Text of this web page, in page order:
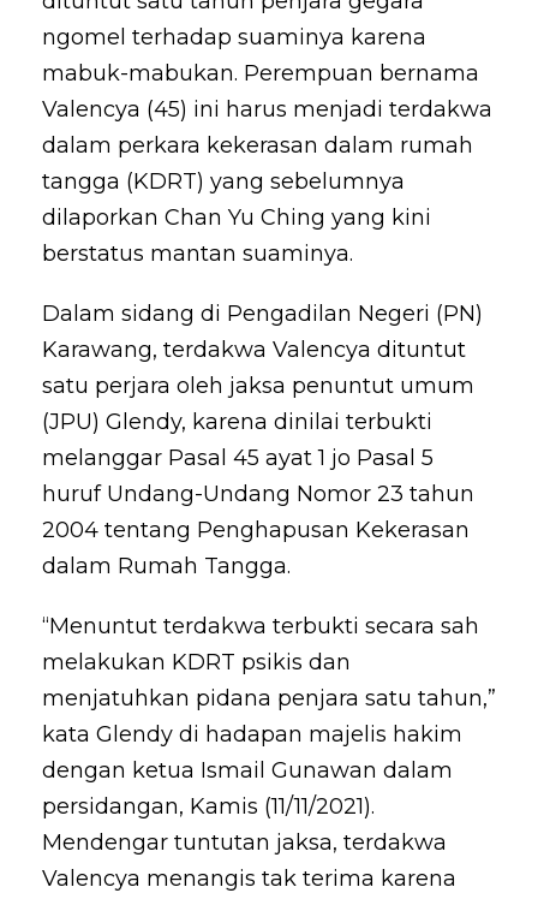
ngomel terhadap suaminya karena
mabuk-mabukan. Perempuan bernama
Valencya (45) ini harus menjadi terdakwa
dalam perkara kekerasan dalam rumah
tangga (KDRT) yang sebelumnya
dilaporkan Chan Yu Ching yang kini
berstatus mantan suaminya.
Dalam sidang di Pengadilan Negeri (PN)
Karawang, terdakwa Valencya dituntut
satu perjara oleh jaksa penuntut umum
(JPU) Glendy, karena dinilai terbukti
melanggar Pasal 45 ayat 1 jo Pasal 5
huruf Undang-Undang Nomor 23 tahun
2004 tentang Penghapusan Kekerasan
dalam Rumah Tangga.
“Menuntut terdakwa terbukti secara sah
melakukan KDRT psikis dan
menjatuhkan pidana penjara satu tahun,”
kata Glendy di hadapan majelis hakim
dengan ketua Ismail Gunawan dalam
persidangan, Kamis (11/11/2021).
Mendengar tuntutan jaksa, terdakwa
Valencya menangis tak terima karena